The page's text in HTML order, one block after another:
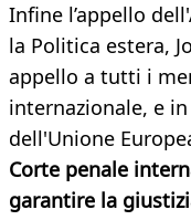
Infine l’appello
la Politica estera,
appello a tutti i
internazionale, e
dell'Unione
Corte penale
garantire la